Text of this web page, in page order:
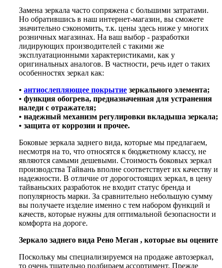
Замена зеркала часто сопряжена с большими затратами.
Но обратившись в наш интернет-магазин, вы сможете
значительно сэкономить, т.к. цены здесь ниже у многих
розничных магазинах. На ваш выбор - разработки
лидирующих производителей с такими же
эксплуатационными характеристиками, как у
оригинальных аналогов. В частности, речь идет о таких
особенностях зеркал как:
• антиослепляющее покрытие зеркального элемента;
• функция обогрева, предназначенная для устранения
наледи с отражателя;
• надежный механизм регулировки вкладыша зеркала;
• защита от коррозии и прочее.
Боковые зеркала заднего вида, которые мы предлагаем,
несмотря на то, что относятся к бюджетному классу, не
являются самыми дешевыми. Стоимость боковых зеркал
производства Тайвань вполне соответствует их качеству и
надежности. В отличие от дорогостоящих зеркал, в цену
тайваньских разработок не входит статус бренда и
популярность марки. За сравнительно небольшую сумму
вы получаете изделие именно с тем набором функций и
качеств, которые нужны для оптимальной безопасности и
комфорта на дороге.
Зеркало заднего вида Рено Меган , которые вы оцените
Поскольку мы специализируемся на продаже автозеркал,
то очень тщательно подбираем ассортимент. Прежде